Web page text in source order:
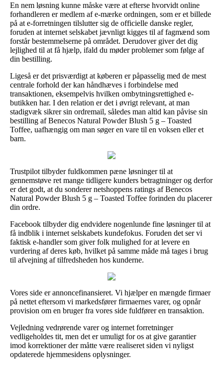
En nem løsning kunne måske være at efterse hvorvidt online
forhandleren er medlem af e-mærke ordningen, som er et billede
på at e-forretningen tilslutter sig de officielle danske regler,
foruden at internet selskabet jævnligt kigges til af fagmænd som
forstår bestemmelserne på området. Derudover giver det dig
lejlighed til at få hjælp, ifald du møder problemer som følge af
din bestilling.
Ligeså er det prisværdigt at køberen er påpasselig med de mest
centrale forhold der kan håndhæves i forbindelse med
transaktionen, eksempelvis hvilken ombytningsrettighed e-
butikken har. I den relation er det i øvrigt relevant, at man
stadigvæk sikrer sin ordremail, således man altid kan påvise sin
bestilling af Benecos Natural Powder Blush 5 g – Toasted
Toffee, uafhængig om man søger en vare til en voksen eller et
barn.
Trustpilot tilbyder fuldkommen pæne løsninger til at
gennemstøve ret mange tidligere kunders betragtninger og derfor
er det godt, at du sonderer netshoppens ratings af Benecos
Natural Powder Blush 5 g – Toasted Toffee forinden du placerer
din ordre.
Facebook tilbyder dig endvidere nogenlunde fine løsninger til at
få indblik i internet selskabets kundefokus. Foruden det ser vi
faktisk e-handler som giver folk mulighed for at levere en
vurdering af deres køb, hvilket på samme måde må tages i brug
til afvejning af tilfredsheden hos kunderne.
Vores side er annoncefinansieret. Vi hjælper en mængde firmaer
på nettet eftersom vi markedsfører firmaernes varer, og opnår
provision om en bruger fra vores side fuldfører en transaktion.
Vejledning vedrørende varer og internet forretninger
vedligeholdes tit, men det er umuligt for os at give garantier
imod korrektioner der måtte være realiseret siden vi nyligst
opdaterede hjemmesidens oplysninger.